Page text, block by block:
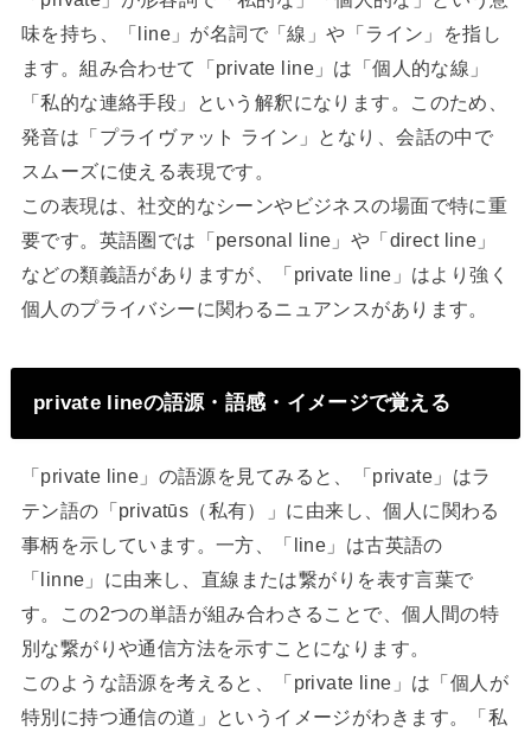
味を持ち、「line」が名詞で「線」や「ライン」を指し
ます。組み合わせて「private line」は「個人的な線」
「私的な連絡手段」という解釈になります。このため、
発音は「プライヴァット ライン」となり、会話の中で
スムーズに使える表現です。
この表現は、社交的なシーンやビジネスの場面で特に重
要です。英語圏では「personal line」や「direct line」
などの類義語がありますが、「private line」はより強く
個人のプライバシーに関わるニュアンスがあります。
private lineの語源・語感・イメージで覚える
「private line」の語源を見てみると、「private」はラ
テン語の「privatūs（私有）」に由来し、個人に関わる
事柄を示しています。一方、「line」は古英語の
「linne」に由来し、直線または繋がりを表す言葉で
す。この2つの単語が組み合わさることで、個人間の特
別な繋がりや通信方法を示すことになります。
このような語源を考えると、「private line」は「個人が
特別に持つ通信の道」というイメージがわきます。「私